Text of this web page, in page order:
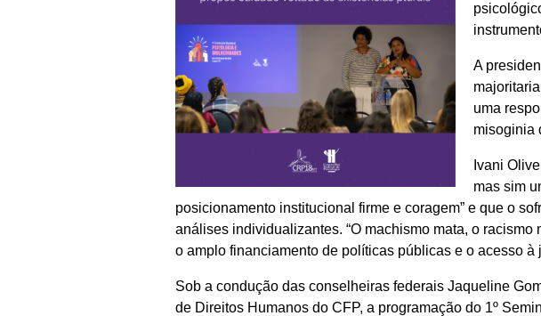
A
uma
misoginia
Ivani
mas sim
posicionamento institucional firme e coragem” e que o
análises individualizantes. “O machismo mata, o
o amplo financiamento de políticas públicas e o acesso
Sob a condução das conselheiras federais Jaqueline
de Direitos Humanos do CFP, a programação do 1º